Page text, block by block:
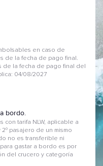
en caso de
de la fecha de pago final.
de la fecha de pago final del
04/08/2027
bordo.
con tarifa NLW, aplicable a
pasajero de un mismo
no es transferible ni
gastar a bordo es por
del crucero y categoría